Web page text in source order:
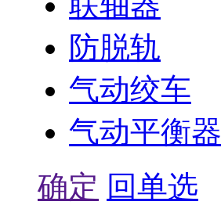
防脱轨
气动绞车
气动平衡器
确定 回单选